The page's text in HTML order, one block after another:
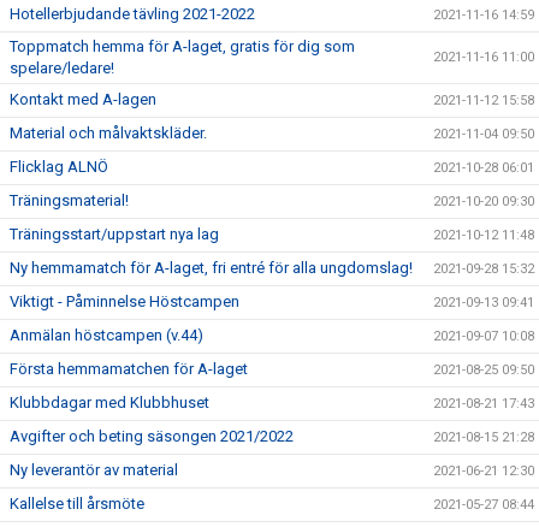
Hotellerbjudande tävling 2021-2022 2021-11-16 14:59
Toppmatch hemma för A-laget, gratis för dig som
spelare/ledare!
2021-11-16 11:00
Kontakt med A-lagen 2021-11-12 15:58
Material och målvaktskläder. 2021-11-04 09:50
Flicklag ALNÖ 2021-10-28 06:01
Träningsmaterial! 2021-10-20 09:30
Träningsstart/uppstart nya lag 2021-10-12 11:48
Ny hemmamatch för A-laget, fri entré för alla ungdomslag! 2021-09-28 15:32
Viktigt - Påminnelse Höstcampen 2021-09-13 09:41
Anmälan höstcampen (v.44) 2021-09-07 10:08
Första hemmamatchen för A-laget 2021-08-25 09:50
Klubbdagar med Klubbhuset 2021-08-21 17:43
Avgifter och beting säsongen 2021/2022 2021-08-15 21:28
Ny leverantör av material 2021-06-21 12:30
Kallelse till årsmöte 2021-05-27 08:44